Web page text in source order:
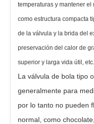
temperaturas y mantener
como estructura compacta
de la válvula y la brida del
preservación del calor de
superior y larga vida útil, etc.
La válvula de bola tipo
generalmente para
por lo tanto no pueden
normal, como